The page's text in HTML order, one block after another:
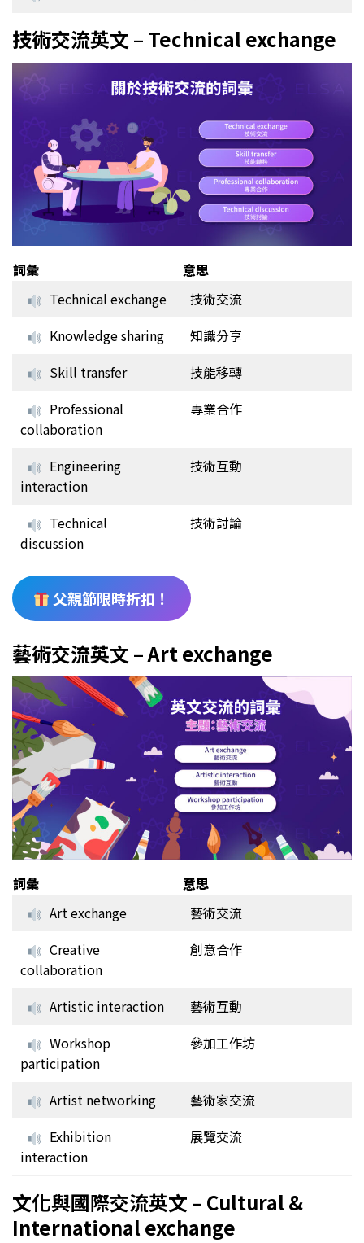
技術交流英文 – Technical exchange
詞彙
意思
Technical exchange
技術交流
Knowledge sharing
知識分享
Skill transfer
技能移轉
Professional
collaboration
專業合作
Engineering
interaction
技術互動
Technical
discussion
技術討論
父親節限時折扣！
藝術交流英文 – Art exchange
詞彙
意思
Art exchange
藝術交流
Creative
collaboration
創意合作
Artistic interaction
藝術互動
Workshop
participation
參加工作坊
Artist networking
藝術家交流
Exhibition
interaction
展覽交流
文化與國際交流英文 – Cultural &
International exchange